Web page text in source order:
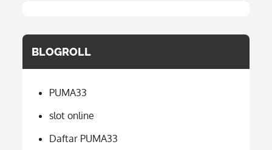
BLOGROLL
PUMA33
slot online
Daftar PUMA33